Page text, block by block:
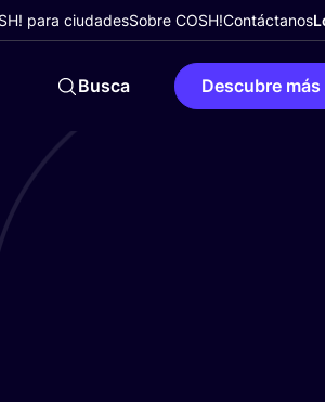
para ciudadesSobre COSH!Contáctanos
Busca Descubre